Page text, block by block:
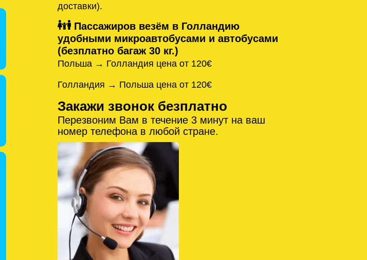
доставки).
Пассажиров везём в Голландию
удобными микроавтобусами и автобусами
(безплатно багаж 30 кг.)
Польша → Голландия цена от 120€
Голландия → Польша цена от 120€
Закажи звонок безплатно
Перезвоним Вам в течение 3 минут на ваш
номер телефона в любой стране.